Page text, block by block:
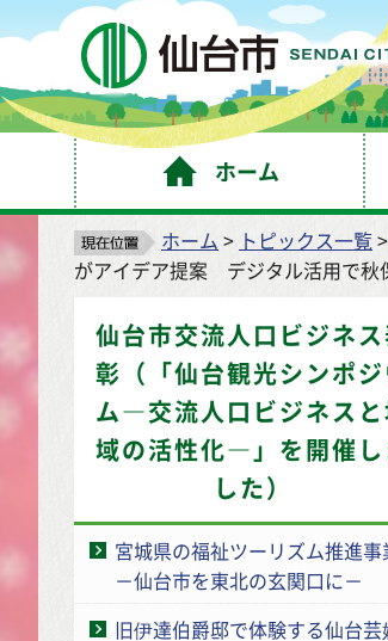
ホーム
ホーム > トピックス一覧>
がアイデア提案 デジタル活用で秋
仙台市交流人口ビジネ
彰（「仙台観光シンポジ
ム―交流人口ビジネスと
域の活性化―」を開催し
した）
宮城県の福祉ツーリズム推進事
－仙台市を東北の玄関口に－
旧伊達伯爵邸で体験する仙台芸